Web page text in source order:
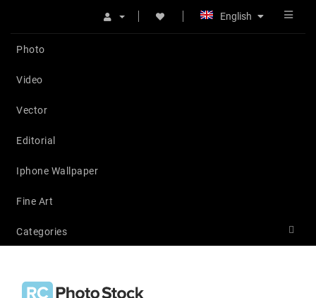
English
Photo
Video
Vector
Editorial
Iphone Wallpaper
Fine Art
Categories